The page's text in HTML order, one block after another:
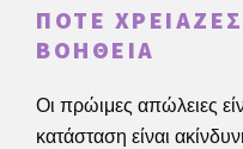
ΠΌΤΕ
ΒΟΉΘΕΙΑ
Οι πρώιμες απώλειες
κατάσταση είναι